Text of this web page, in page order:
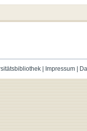
| Impressum|